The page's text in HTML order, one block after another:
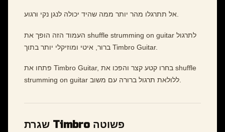
אל תתרגלו מהר יותר ממה שהיד יכולה לנגן נקי ורגוע.
העמוד הזה הופך את shuffle strumming on guitar לתרגול
ברור, איטי ומוזיקלי יותר בתוך Timbro Guitar.
פתחו את Timbro Guitar, בחרו קטע קצר והפכו את shuffle
strumming on guitar ללולאת תרגול ברורה עם משוב.
שגרת Timbro פשוטה